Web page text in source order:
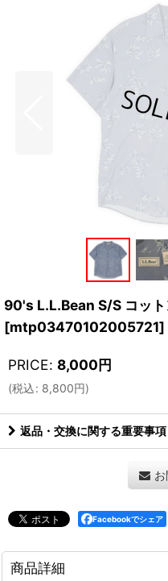
90's L.L.Bean S/S コット
[mtp03470102005721]
PRICE: 8,000円
(税込: 8,800円)
返品・交換に関する重要事項
Facebookでシェア
商品詳細